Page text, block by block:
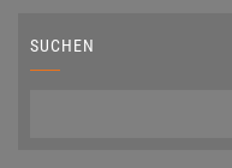
SUCHEN